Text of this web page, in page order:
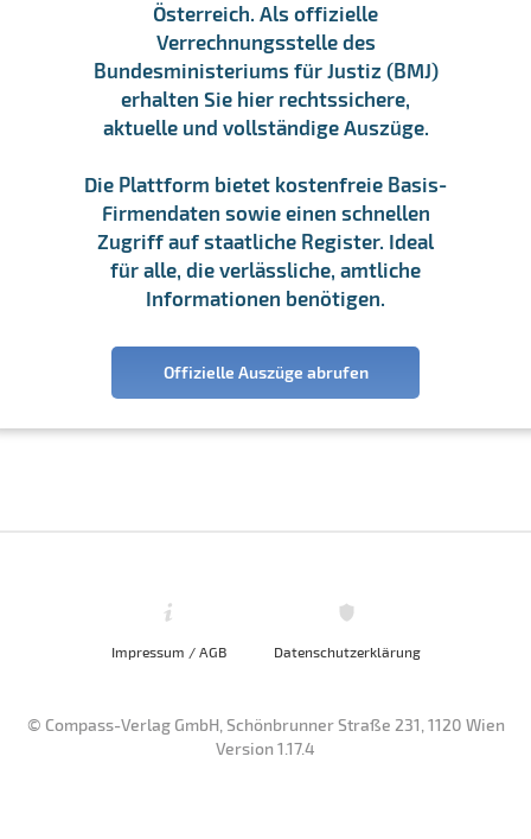
Österreich. Als offizielle
Verrechnungsstelle des
Bundesministeriums für Justiz (BMJ)
erhalten Sie hier rechtssichere,
aktuelle und vollständige Auszüge.
Die Plattform bietet kostenfreie Basis-
Firmendaten sowie einen schnellen
Zugriff auf staatliche Register. Ideal
für alle, die verlässliche, amtliche
Informationen benötigen.
Offizielle Auszüge abrufen
Impressum / AGB Datenschutzerklärung
© Compass-Verlag GmbH, Schönbrunner Straße 231, 1120 Wien
Version 1.17.4